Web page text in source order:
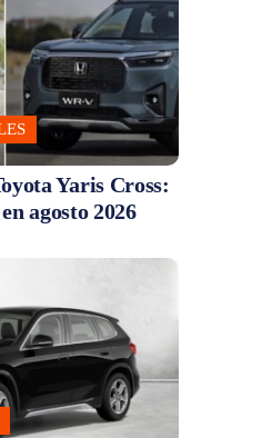
Yaris Cross:
agosto 2026